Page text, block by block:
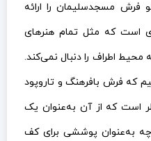
فرش مسجدسلیمان را ارائه
است که مثل تمام هنرهای
اطراف را دنبال نمی‌کند.
که فرش بافرهنگ و تاروپود
است که از آن به‌عنوان یک
چه به‌عنوان پوششی برای کف